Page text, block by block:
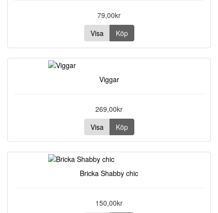
79,00kr
Visa
Köp
Viggar
269,00kr
Visa
Köp
Bricka Shabby chic
150,00kr